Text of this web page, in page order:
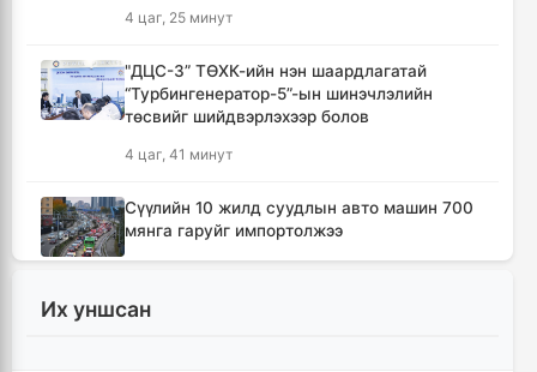
4 цаг, 25 минут
"ДЦС-3” ТӨХК-ийн нэн шаардлагатай
“Турбингенератор-5”-ын шинэчлэлийн
төсвийг шийдвэрлэхээр болов
4 цаг, 41 минут
Сүүлийн 10 жилд суудлын авто машин 700
мянга гаруйг импортолжээ
Монгол Улсын гадаад валютын нөөц анх
Их уншсан